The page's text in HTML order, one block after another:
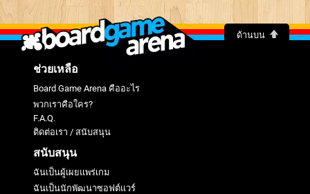
ด้านบน
ช่วยเหลือ
Board Game Arena คืออะไร
พวกเราคือใคร?
F.A.Q.
ติดต่อเรา / สนับสนุน
สนับสนุน
ฉันเป็นผู้เผยแพร่เกม
ฉันเป็นนักพัฒนาซอฟต์แวร์